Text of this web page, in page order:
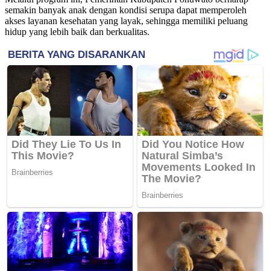
semakin banyak anak dengan kondisi serupa dapat memperoleh
akses layanan kesehatan yang layak, sehingga memiliki peluang
hidup yang lebih baik dan berkualitas.